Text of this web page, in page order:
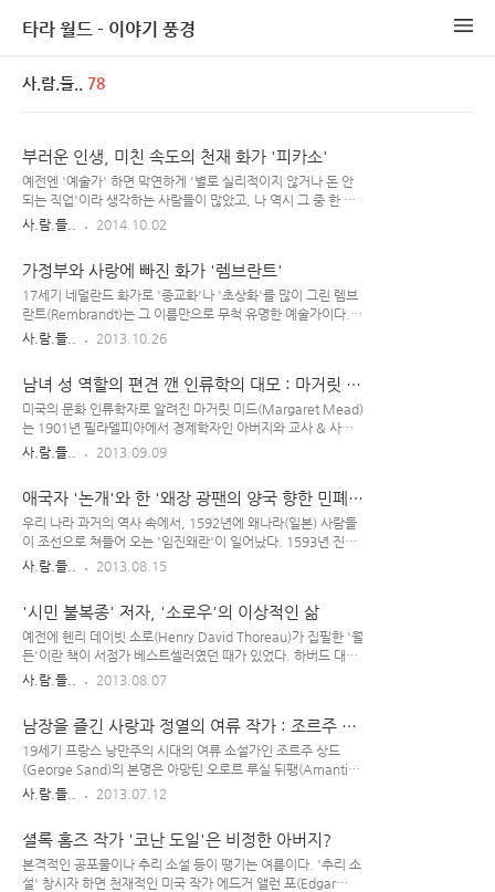
타라 월드 - 이야기 풍경
사.람.들.. 78
부러운 인생, 미친 속도의 천재 화가 '피카소'
예전엔 '예술가' 하면 막연하게 '별로 실리적이지 않거나 돈 안
되는 직업'이라 생각하는 사람들이 많았고, 나 역시 그 중 한 명
이었다. 우리들의 시대(21세기) 이전엔 특히 그랬다. 요즘엔 예
진학 이후에도 이런저런 경제적 부담이 많아지니 말이다.. 어쨌
든, 그 옛날 예술가들 중에는 배고픈 시절을 견뎌가며 피고름(?)
으로 예술 작품을 만들어낸 이들이 참 많았었다. 서양 화가들 중
에도 사람들이 기억하는 대표적인 화가 빈센트 반 고흐(Vincent
치는 ..
사.람.들.. 2014.10.02
가정부와 사랑에 빠진 화가 '렘브란트'
17세기 네덜란드 화가로 '종교화'나 '초상화'를 많이 그린 렘브
란트(Rembrandt)는 그 이름만으로 무척 유명한 예술가이다.
뛰어난 작품을 많이 남긴 그는 한 때 풍족한 생활을 누리기도 했
그녀와의 사이에서 아들도 얻었지만, 얼마 못 가 사스키아는 죽
게 된다. 부인 사스키아를 무릎에 앉힌 렘브란트의 자화상 그 후
렘브란트가 아들 '티투스'를 양육하기 위해 과부인 '헤르트헤 다
르크'를 보모로 고용했고 나중엔 그녀와 사실혼 관계에 들어갔
을 겪던 렘브란..
사.람.들.. 2013.10.26
남녀 성 역할의 편견 깬 인류학의 대모 : 마거릿 미
드
미국의 문화 인류학자로 알려진 마거릿 미드(Margaret Mead)
는 1901년 필라델피아에서 경제학자인 아버지와 교사 & 사회
운동가인 어머니 사이에서 태어났다. 원래 대학에서 영문학과
Mead(1901~1978) 마거릿 미드는 '10년이 훨씬 넘게 남태평
양의 사모아 섬, 뉴기니, 마누스 섬, 발리 섬 등 원시 부족이 사는
현장을 직접 찾아가 그들과 함께 생활하면서 실질적인 연구 결과
를 남긴 인물'이다. 젊은 여성 입장에선 현대 문명의 영향을 전혀
생을 ..
사.람.들.. 2013.09.09
애국자 '논개'와 한 '왜장 광팬의 양국 향한 민폐'
행각
우리 나라 과거의 역사 속에서, 1592년에 왜나라(일본) 사람들
이 조선으로 쳐들어 오는 '임진왜란'이 일어났다. 1593년 진주
성이 함락된 후 왜적들이 '자축연'을 벌일 때 논개는 그 자리에
약한 여자의 몸이었지만, 적을 한 사람이라도 제거하기 위해 목
숨 바쳐가며 왜나라 장수를 유인하여 남강에 같이 뛰어든 '애국
자'이다.(논개는 '기생'이 아니며, 의병장 남편이 진주성 싸움에
서 패해 죽자 '남편과 나라의 원수=왜나라 장수'를 처단하기 위
들에 의해 말도 안되..
사.람.들.. 2013.08.15
'시민 불복종' 저자, '소로우'의 이상적인 삶
예전에 헨리 데이빗 소로(Henry David Thoreau)가 집필한 '월
든'이란 책이 서점가 베스트셀러였던 때가 있었다. 하버드 대학
출신인 소로가 20대 후반 무렵에 호숫가에 통나무 집을 지어 홀
각한다. 실질적으로, 그렇게 살아갈 수 있는 용기를 가진 사람은
그리 많지 않지만... 1817년 미국 매사추세츠 주에서 태어난 '헨
리 데이비드 소로우'는 한 때 학교를 설립하여 교사 생활을 하기
도 했으며, 이후에 측량사 or 목수로 일하거나 강연을 하는 등 다
사.람.들.. 2013.08.07
남장을 즐긴 사랑과 정열의 여류 작가 : 조르주 상
드
19세기 프랑스 낭만주의 시대의 여류 소설가인 조르주 상드
(George Sand)의 본명은 아망틴 오로르 루실 뒤팽(Amantine
Aurore Lucile Dupin)이며, 4세 때 아버지를 여읜 뒤로 할머니
악기를 배우고 라틴어, 희랍어, 수학, 그림, 역사, 문학 등 다양
한 학문을 익히며 자라났다. George Sand(1804~1876) 18세
때 할머니를 여읜 상드는 아버지의 친구인 뒤프레시스 댁에 머물
사.람.들.. 2013.07.12
셜록 홈즈 작가 '코난 도일'은 비정한 아버지?
본격적인 공포물이나 추리 소설 등이 땡기는 여름이다. '추리 소
설' 창시자 하면 천재적인 미국 작가 에드거 앨런 포(Edgar